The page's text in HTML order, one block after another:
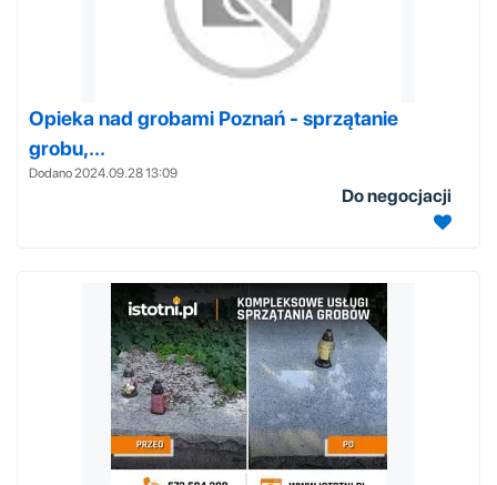
Opieka nad grobami Poznań - sprzątanie
grobu,...
Dodano 2024.09.28 13:09
Do negocjacji